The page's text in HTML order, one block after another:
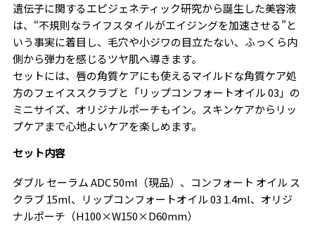
遺伝子に関するエピジェネティック研究から誕生した美容液
は、“不規則なライフスタイルがエイジングを加速させる”と
いう事実に着目し、毛穴や小ジワの目立たない、ふっくら内
側から弾力を感じるツヤ肌へ導きます。
セットには、唇の角質ケアにも使えるマイルドな角質ケア処
方のフェイススクラブと「リップコンフォートオイル 03」の
ミニサイズ、オリジナルポーチもイン。スキンケアからリッ
プケアまで心地よいケアを楽しめます。
セット内容
ダブル セーラム ADC 50ml（現品）、コンフォート オイル ス
クラブ 15ml、リップコンフォートオイル 03 1.4ml、オリジ
ナルポーチ（H100×W150×D60mm）